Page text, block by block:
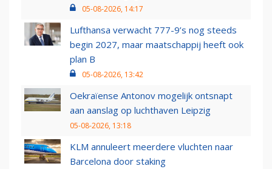
05-08-2026, 14:17
Lufthansa verwacht 777-9’s nog steeds
begin 2027, maar maatschappij heeft ook
plan B
05-08-2026, 13:42
Oekraïense Antonov mogelijk ontsnapt
aan aanslag op luchthaven Leipzig
05-08-2026, 13:18
KLM annuleert meerdere vluchten naar
Barcelona door staking